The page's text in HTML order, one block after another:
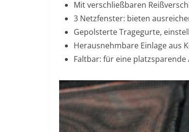
Mit verschließbaren
3 Netzfenster: bieten
Gepolsterte Tragegurte,
Herausnehmbare Einlage aus
Faltbar: für eine